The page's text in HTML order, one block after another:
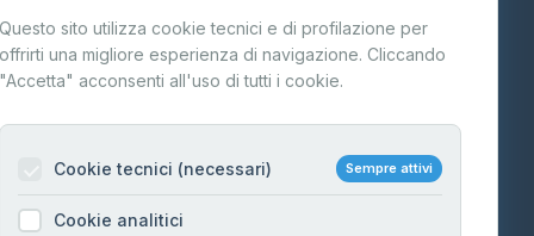
Contatti
Per gestori
Informazioni legali
Questo sito utilizza cookie tecnici e di profilazione per
offrirti una migliore esperienza di navigazione. Cliccando
"Accetta" acconsenti all'uso di tutti i cookie.
Cookie tecnici (necessari) Sempre attivi
Cookie analitici